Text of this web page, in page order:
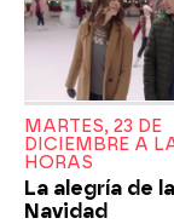
MARTES, 23 DE
DICIEMBRE A
HORAS
La alegría de la
Navidad